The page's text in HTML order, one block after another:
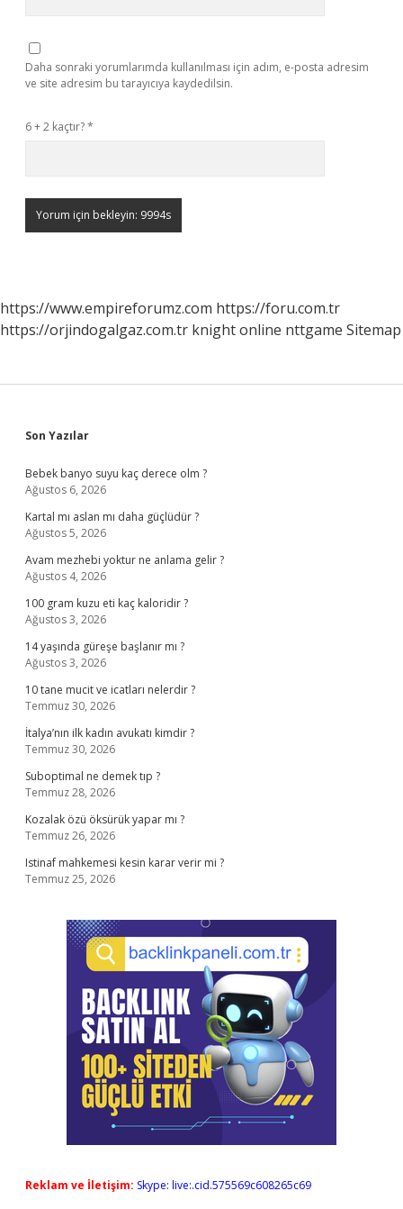
Daha sonraki yorumlarımda kullanılması için adım, e-posta adresim
ve site adresim bu tarayıcıya kaydedilsin.
6 + 2 kaçtır?*
https://www.empireforumz.com https://foru.com.tr
https://orjindogalgaz.com.tr knight online nttgame Sitemap
Sidebar
Son Yazılar
Bebek banyo suyu kaç derece olm ?
Ağustos 6, 2026
Kartal mı aslan mı daha güçlüdür ?
Ağustos 5, 2026
Avam mezhebi yoktur ne anlama gelir ?
Ağustos 4, 2026
100 gram kuzu eti kaç kaloridir ?
Ağustos 3, 2026
14 yaşında güreşe başlanır mı ?
Ağustos 3, 2026
10 tane mucit ve icatları nelerdir ?
Temmuz 30, 2026
İtalya’nın ilk kadın avukatı kimdir ?
Temmuz 30, 2026
Suboptimal ne demek tıp ?
Temmuz 28, 2026
Kozalak özü öksürük yapar mı ?
Temmuz 26, 2026
Istinaf mahkemesi kesin karar verir mi ?
Temmuz 25, 2026
Reklam ve İletişim: Skype: live:.cid.575569c608265c69